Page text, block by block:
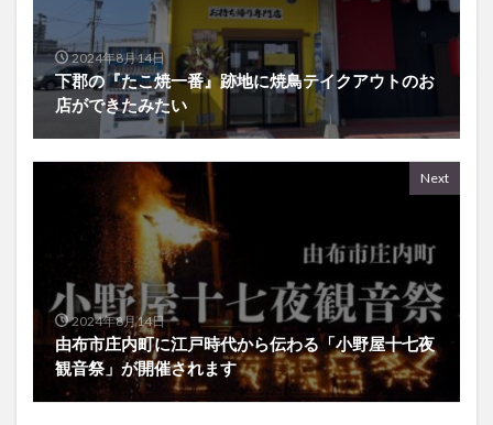
2024年8月14日
下郡の『たこ焼一番』跡地に焼鳥テイクアウトのお
店ができたみたい
Next
2024年8月14日
由布市庄内町に江戸時代から伝わる「小野屋十七夜
観音祭」が開催されます